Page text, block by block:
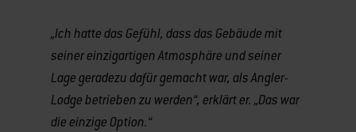
„Ich hatte das Gefühl, dass das Gebäude mit
seiner einzigartigen Atmosphäre und seiner
Lage geradezu dafür gemacht war, als Angler-
Lodge betrieben zu werden“, erklärt er. „Das war
die einzige Option.“